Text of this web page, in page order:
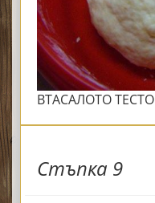
ВТАСАЛОТО ТЕСТО
Стъпка 9